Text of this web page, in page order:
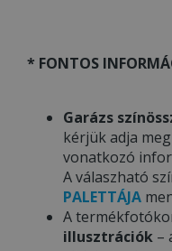
* FONTOS
Garázs
kérjük adja
vonatkozó
A válaszható
PALETTÁJA
A
illusztrációk –